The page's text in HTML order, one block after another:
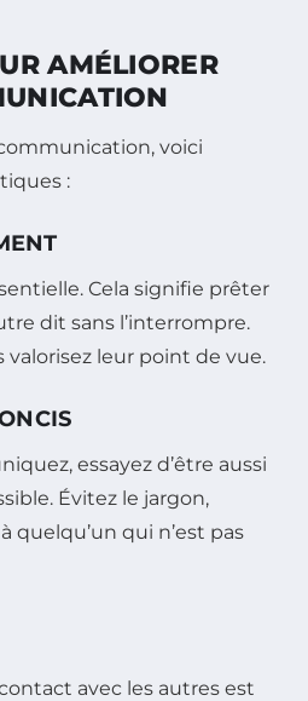
AMÉLIORER
voici
:
Cela signifie prêter
dit sans l’interrompre.
leur point de vue.
essayez d’être aussi
Évitez le jargon,
quelqu’un qui n’est pas
avec les autres est